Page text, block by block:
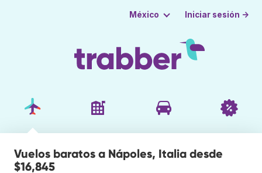
México Iniciar sesión →
Vuelos baratos a Nápoles, Italia desde
$16,845